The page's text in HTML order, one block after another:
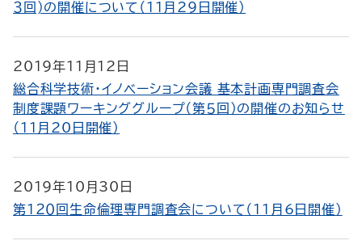
３回)の開催について（11月29日開催）
2019年11月12日
総合科学技術・イノベーション会議 基本計画専門調査会
制度課題ワーキンググループ（第５回）の開催のお知らせ
（11月20日開催）
2019年10月30日
第１２０回生命倫理専門調査会について（11月6日開催）